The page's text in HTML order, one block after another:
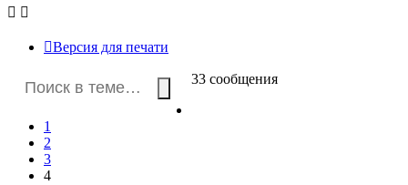
Версия для печати
33 сообщения
1
2
3
4